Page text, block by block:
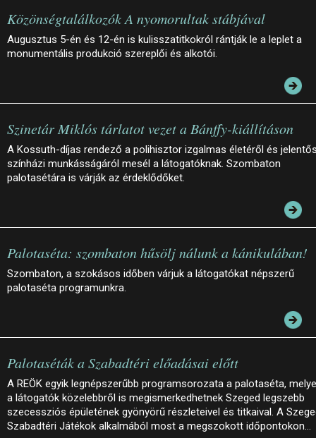
Közönségtalálkozók A nyomorultak stábjával
Augusztus 5-én és 12-én is kulisszatitkokról rántják le a leplet a
monumentális produkció szereplői és alkotói.
Szinetár Miklós tárlatot vezet a Bánffy-kiállításon
A Kossuth-díjas rendező a polihisztor izgalmas életéről és
színházi munkásságáról mesél a látogatóknak. Szombaton
palotasétára is várják az érdeklődőket.
Palotaséta: szombaton hűsölj nálunk a kánikulában!
Szombaton, a szokásos időben várjuk a látogatókat népszerű
palotaséta programunkra.
Palotaséták a Szabadtéri előadásai előtt
A REÖK egyik legnépszerűbb programsorozata a palotaséta,
a látogatók közelebbről is megismerkedhetnek Szeged legszebb
szecessziós épületének gyönyörű részleteivel és titkaival. A
Szabadtéri Játékok alkalmából most a megszokott időpontokon…